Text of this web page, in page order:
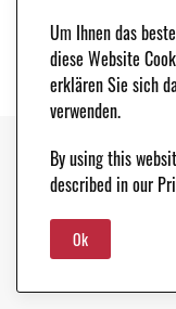
Copyright © 2021. Classic
DATA PROTECTION
Um Ihnen das
diese Website
erklären Sie sich
verwenden.
By using this
described in our
Ok